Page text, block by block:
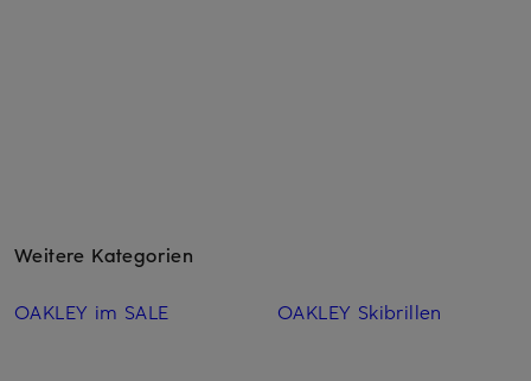
Weitere Kategorien
OAKLEY im SALE OAKLEY Skibrillen